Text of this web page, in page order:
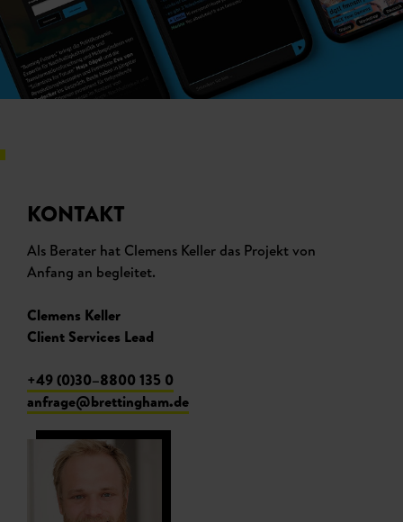
KONTAKT
Als Berater hat Clemens Keller das Projekt von
Anfang an begleitet.
Clemens Keller
Client Services Lead
+49 (0)30–8800 135 0
anfrage@brettingham.de